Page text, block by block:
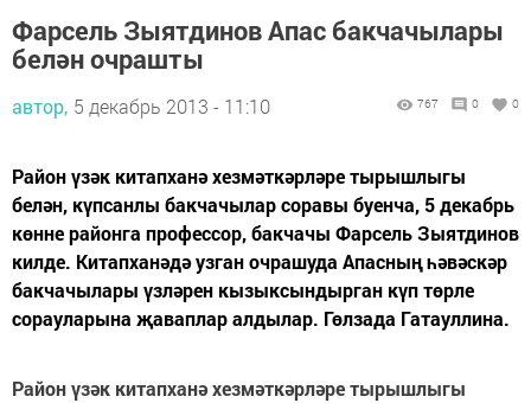
Фарсель Зыятдинов Апас бакчачылары
белән очрашты
автор, 5 декабрь 2013 - 11:10 767 0 0
Район үзәк китапханә хезмәткәрләре тырышлыгы
белән, күпсанлы бакчачылар соравы буенча, 5 декабрь
көнне районга профессор, бакчачы Фарсель Зыятдинов
килде. Китапханәдә узган очрашуда Апасның һәвәскәр
бакчачылары үзләрен кызыксындырган күп төрле
сорауларына җаваплар алдылар. Гөлзада Гатауллина.
Район үзәк китапханә хезмәткәрләре тырышлыгы